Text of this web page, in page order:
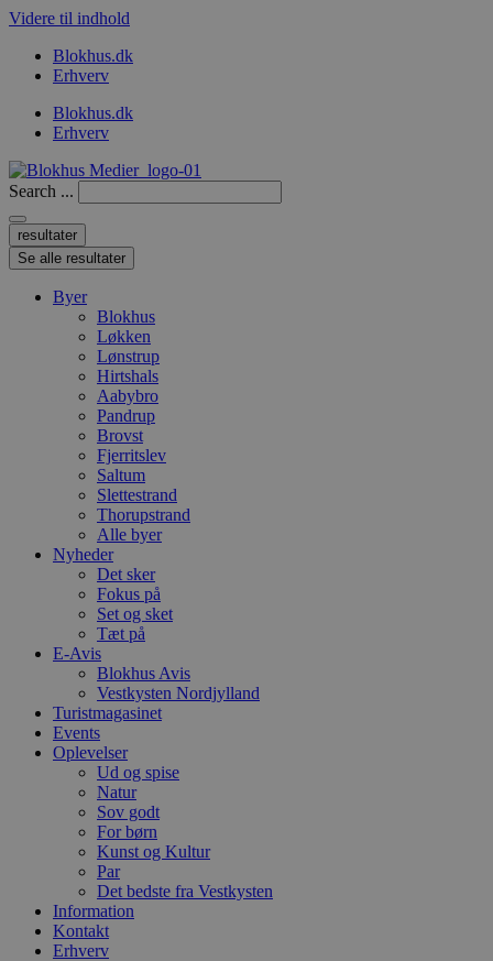
Videre til indhold
Blokhus.dk
Erhverv
Blokhus.dk
Erhverv
Search ...
resultater
Se alle resultater
Byer
Blokhus
Løkken
Lønstrup
Hirtshals
Aabybro
Pandrup
Brovst
Fjerritslev
Saltum
Slettestrand
Thorupstrand
Alle byer
Nyheder
Det sker
Fokus på
Set og sket
Tæt på
E-Avis
Blokhus Avis
Vestkysten Nordjylland
Turistmagasinet
Events
Oplevelser
Ud og spise
Natur
Sov godt
For børn
Kunst og Kultur
Par
Det bedste fra Vestkysten
Information
Kontakt
Erhverv